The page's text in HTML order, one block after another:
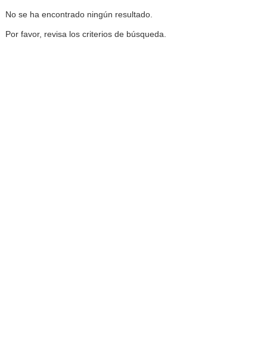
No se ha encontrado ningún resultado.
Por favor, revisa los criterios de búsqueda.